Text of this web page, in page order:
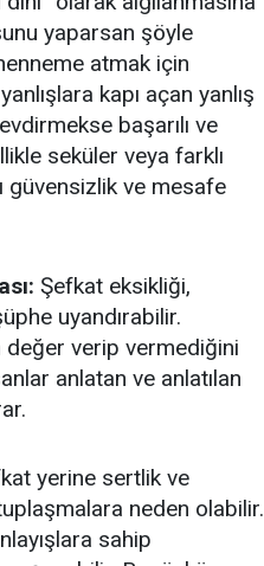
yaparsan şöyle
atmak için
kapı açan yanlış
başarılı ve
seküler veya farklı
güvensizlik ve mesafe
Şefkat eksikliği,
uyandırabilir.
verip vermediğini
anlatan ve anlatılan
yerine sertlik ve
neden olabilir.
sahip